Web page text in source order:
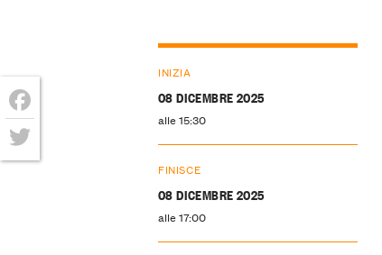
INIZIA
08 DICEMBRE 2025
alle 15:30
FINISCE
08 DICEMBRE 2025
alle 17:00
Facebook
Twitter